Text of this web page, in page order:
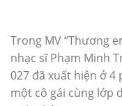
Trong MV “Thương
nhạc sĩ Phạm Minh
027 đã xuất hiện ở 4
một cô gái cùng lớp